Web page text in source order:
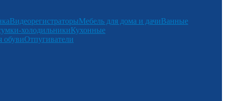
ВидеорегистраторыМебель для дома и дачиВанные
холодильникиКухонные
обувиОтпугиватели